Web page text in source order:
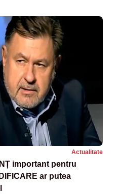
Actualitate
important pentru
ar putea